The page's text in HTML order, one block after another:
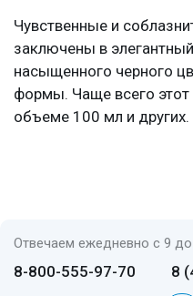
Чувственные и
заключены в
насыщенного черного
формы. Чаще всего
объеме 100 мл и других.
Отвечаем ежедневно с 9
8-800-555-97-70 8